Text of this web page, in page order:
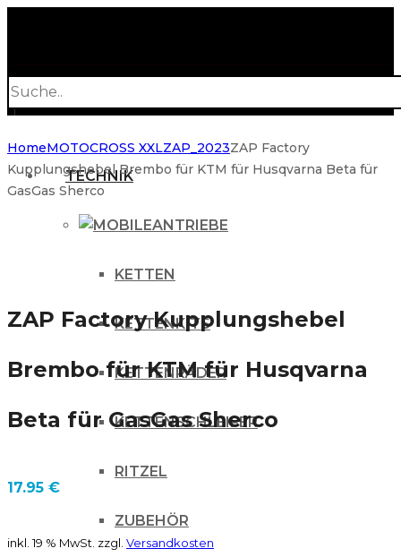
search
TECHNIK
ANTRIEBE
KETTEN
KETTENKITS
KETTENRÄDER
KETTENSCHLEIFER
RITZEL
ZUBEHÖR
HomeMOTOCROSS XXLZAP_2023ZAP Factory
Kupplungshebel Brembo für KTM für Husqvarna Beta für
GasGas Sherco
ZAP Factory Kupplungshebel
Brembo für KTM für Husqvarna
Beta für GasGas Sherco
17.95 €
inkl. 19 % MwSt. zzgl. Versandkosten